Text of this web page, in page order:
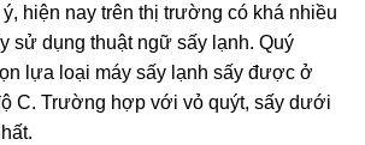
hiện nay trên thị trường có khá nhiều
sử dụng thuật ngữ sấy lạnh. Quý
lựa loại máy sấy lạnh sấy được ở
C. Trường hợp với vỏ quýt, sấy dưới